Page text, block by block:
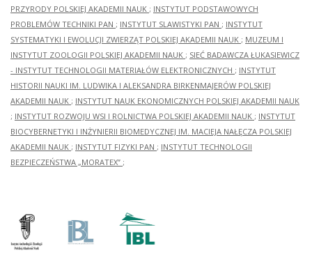
PRZYRODY POLSKIEJ AKADEMII NAUK ; INSTYTUT PODSTAWOWYCH
PROBLEMÓW TECHNIKI PAN ; INSTYTUT SLAWISTYKI PAN ; INSTYTUT
SYSTEMATYKI I EWOLUCJI ZWIERZĄT POLSKIEJ AKADEMII NAUK ; MUZEUM I
INSTYTUT ZOOLOGII POLSKIEJ AKADEMII NAUK ; SIEĆ BADAWCZA ŁUKASIEWICZ
- INSTYTUT TECHNOLOGII MATERIAŁÓW ELEKTRONICZNYCH ; INSTYTUT
HISTORII NAUKI IM. LUDWIKA I ALEKSANDRA BIRKENMAJERÓW POLSKIEJ
AKADEMII NAUK ; INSTYTUT NAUK EKONOMICZNYCH POLSKIEJ AKADEMII NAUK
; INSTYTUT ROZWOJU WSI I ROLNICTWA POLSKIEJ AKADEMII NAUK ; INSTYTUT
BIOCYBERNETYKI I INŻYNIERII BIOMEDYCZNEJ IM. MACIEJA NAŁĘCZA POLSKIEJ
AKADEMII NAUK ; INSTYTUT FIZYKI PAN ; INSTYTUT TECHNOLOGII
BEZPIECZEŃSTWA „MORATEX” ;